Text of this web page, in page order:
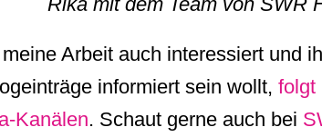
Arbeit auch interessiert und
informiert sein wollt, folgt
Kanälen. Schaut gerne auch bei